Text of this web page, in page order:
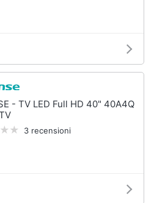
- TV LED Full HD 40" 40A4Q
3 recensioni